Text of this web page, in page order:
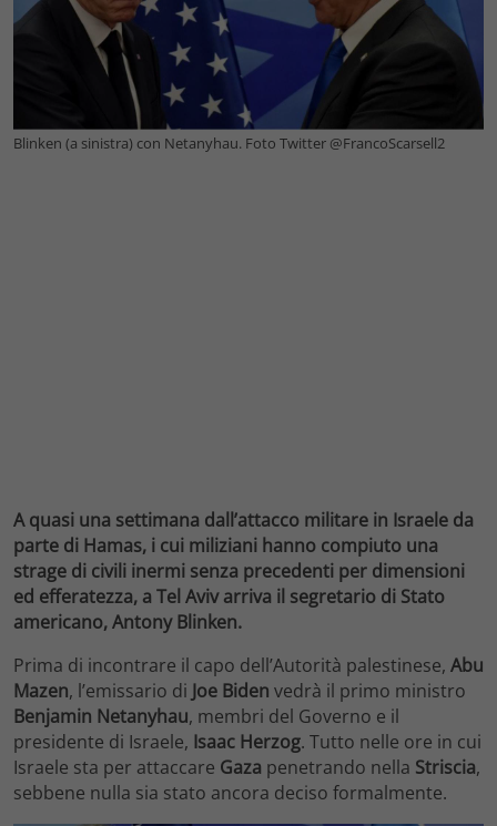
Blinken (a sinistra) con Netanyhau. Foto Twitter @FrancoScarsell2
A quasi una settimana dall’attacco militare in Israele da
parte di Hamas, i cui miliziani hanno compiuto una
strage di civili inermi senza precedenti per dimensioni
ed efferatezza, a Tel Aviv arriva il segretario di Stato
americano, Antony Blinken.
Prima di incontrare il capo dell’Autorità palestinese, Abu
Mazen, l’emissario di Joe Biden vedrà il primo ministro
Benjamin Netanyhau, membri del Governo e il
presidente di Israele, Isaac Herzog. Tutto nelle ore in cui
Israele sta per attaccare Gaza penetrando nella Striscia,
sebbene nulla sia stato ancora deciso formalmente.